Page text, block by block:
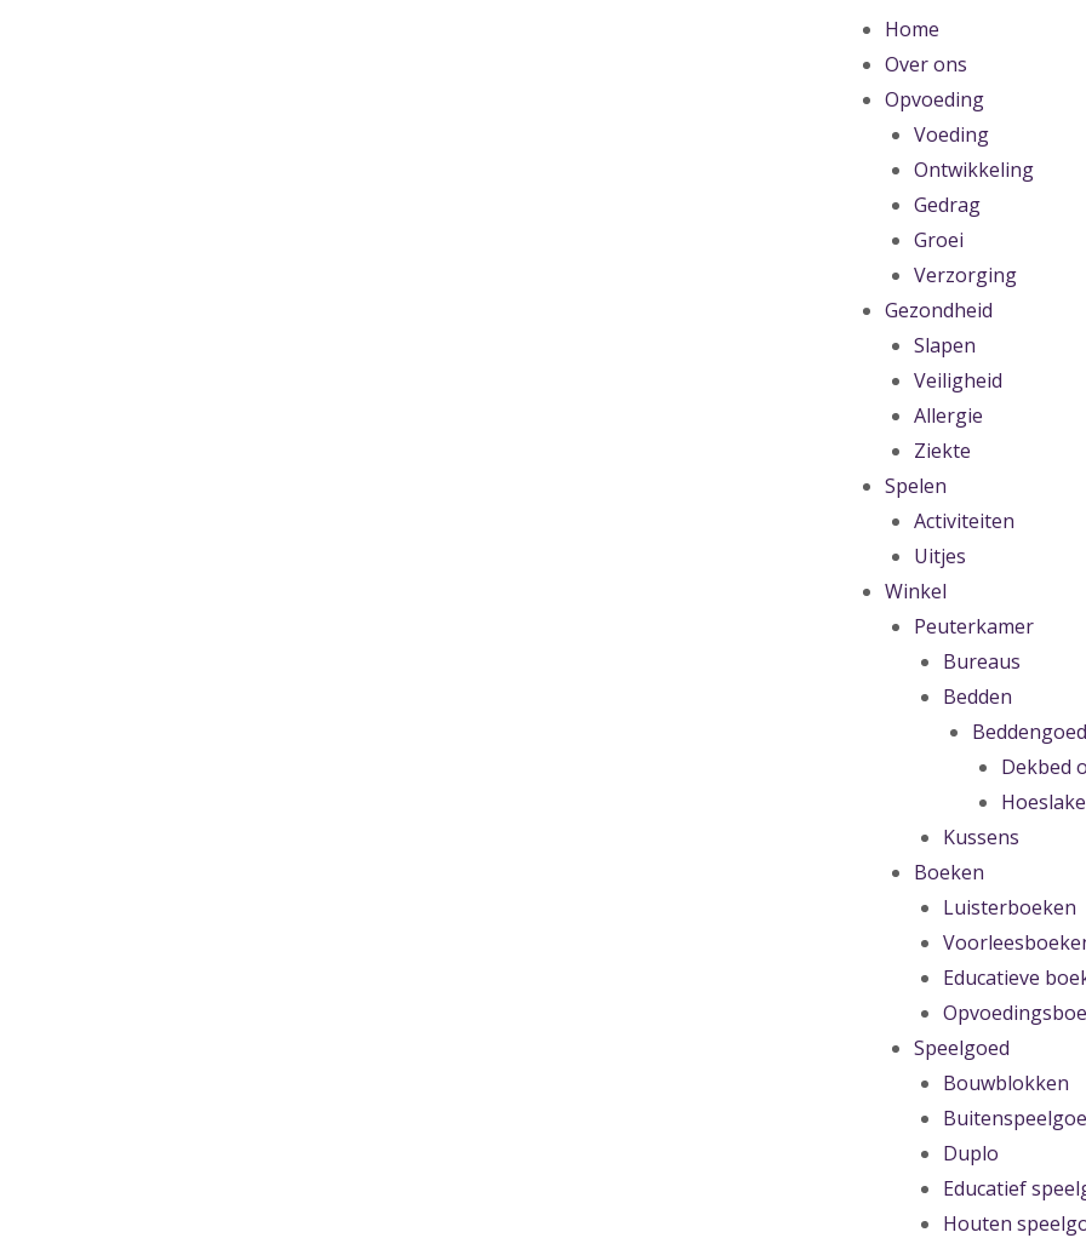
Home
Over ons
Opvoeding
Voeding
Ontwikkeling
Gedrag
Groei
Verzorging
Gezondheid
Slapen
Veiligheid
Allergie
Ziekte
Spelen
Activiteiten
Uitjes
Winkel
Peuterkamer
Bureaus
Bedden
Beddengoed
Dekbed
Kussens
Boeken
Luisterboeken
Educatieve
Speelgoed
Bouwblokken
Duplo
Educatief
Houten